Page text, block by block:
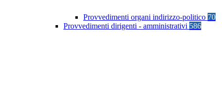
Provvedimenti organi indirizzo-politico 70
Provvedimenti dirigenti - amministrativi 586